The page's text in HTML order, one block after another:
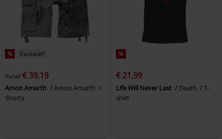
% Exclusief
Vanaf€ 39,19
Amon Amarth
Amon Amarth
Shorts
%
€ 21,99
Life Will Never Last Death
T-
shirt